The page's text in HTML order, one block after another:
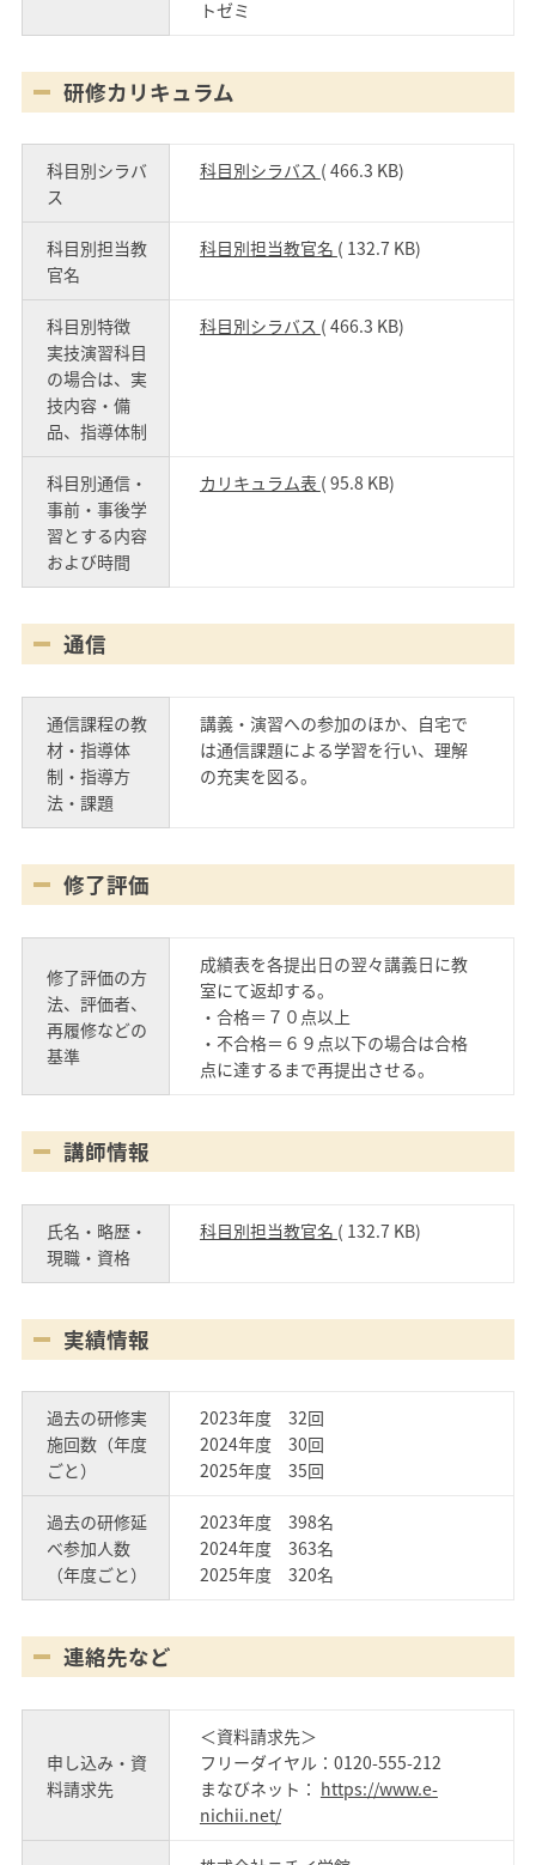
トゼミ
研修カリキュラム
科目別シラバ
ス
科目別シラバス ( 466.3 KB)
科目別担当教
官名
科目別担当教官名 ( 132.7 KB)
科目別特徴
実技演習科目
の場合は、実
技内容・備
品、指導体制
科目別シラバス ( 466.3 KB)
科目別通信・
事前・事後学
習とする内容
および時間
カリキュラム表 ( 95.8 KB)
通信
通信課程の教
材・指導体
制・指導方
法・課題
講義・演習への参加のほか、自宅で
は通信課題による学習を行い、理解
の充実を図る。
修了評価
修了評価の方
法、評価者、
再履修などの
基準
成績表を各提出日の翌々講義日に教
室にて返却する。
・合格＝７０点以上
・不合格＝６９点以下の場合は合格
点に達するまで再提出させる。
講師情報
氏名・略歴・
現職・資格
科目別担当教官名 ( 132.7 KB)
実績情報
過去の研修実
施回数（年度
ごと）
2023年度 32回
2024年度 30回
2025年度 35回
過去の研修延
べ参加人数
（年度ごと）
2023年度 398名
2024年度 363名
2025年度 320名
連絡先など
申し込み・資
料請求先
＜資料請求先＞
フリーダイヤル：0120-555-212
まなびネット： https://www.e-
nichii.net/